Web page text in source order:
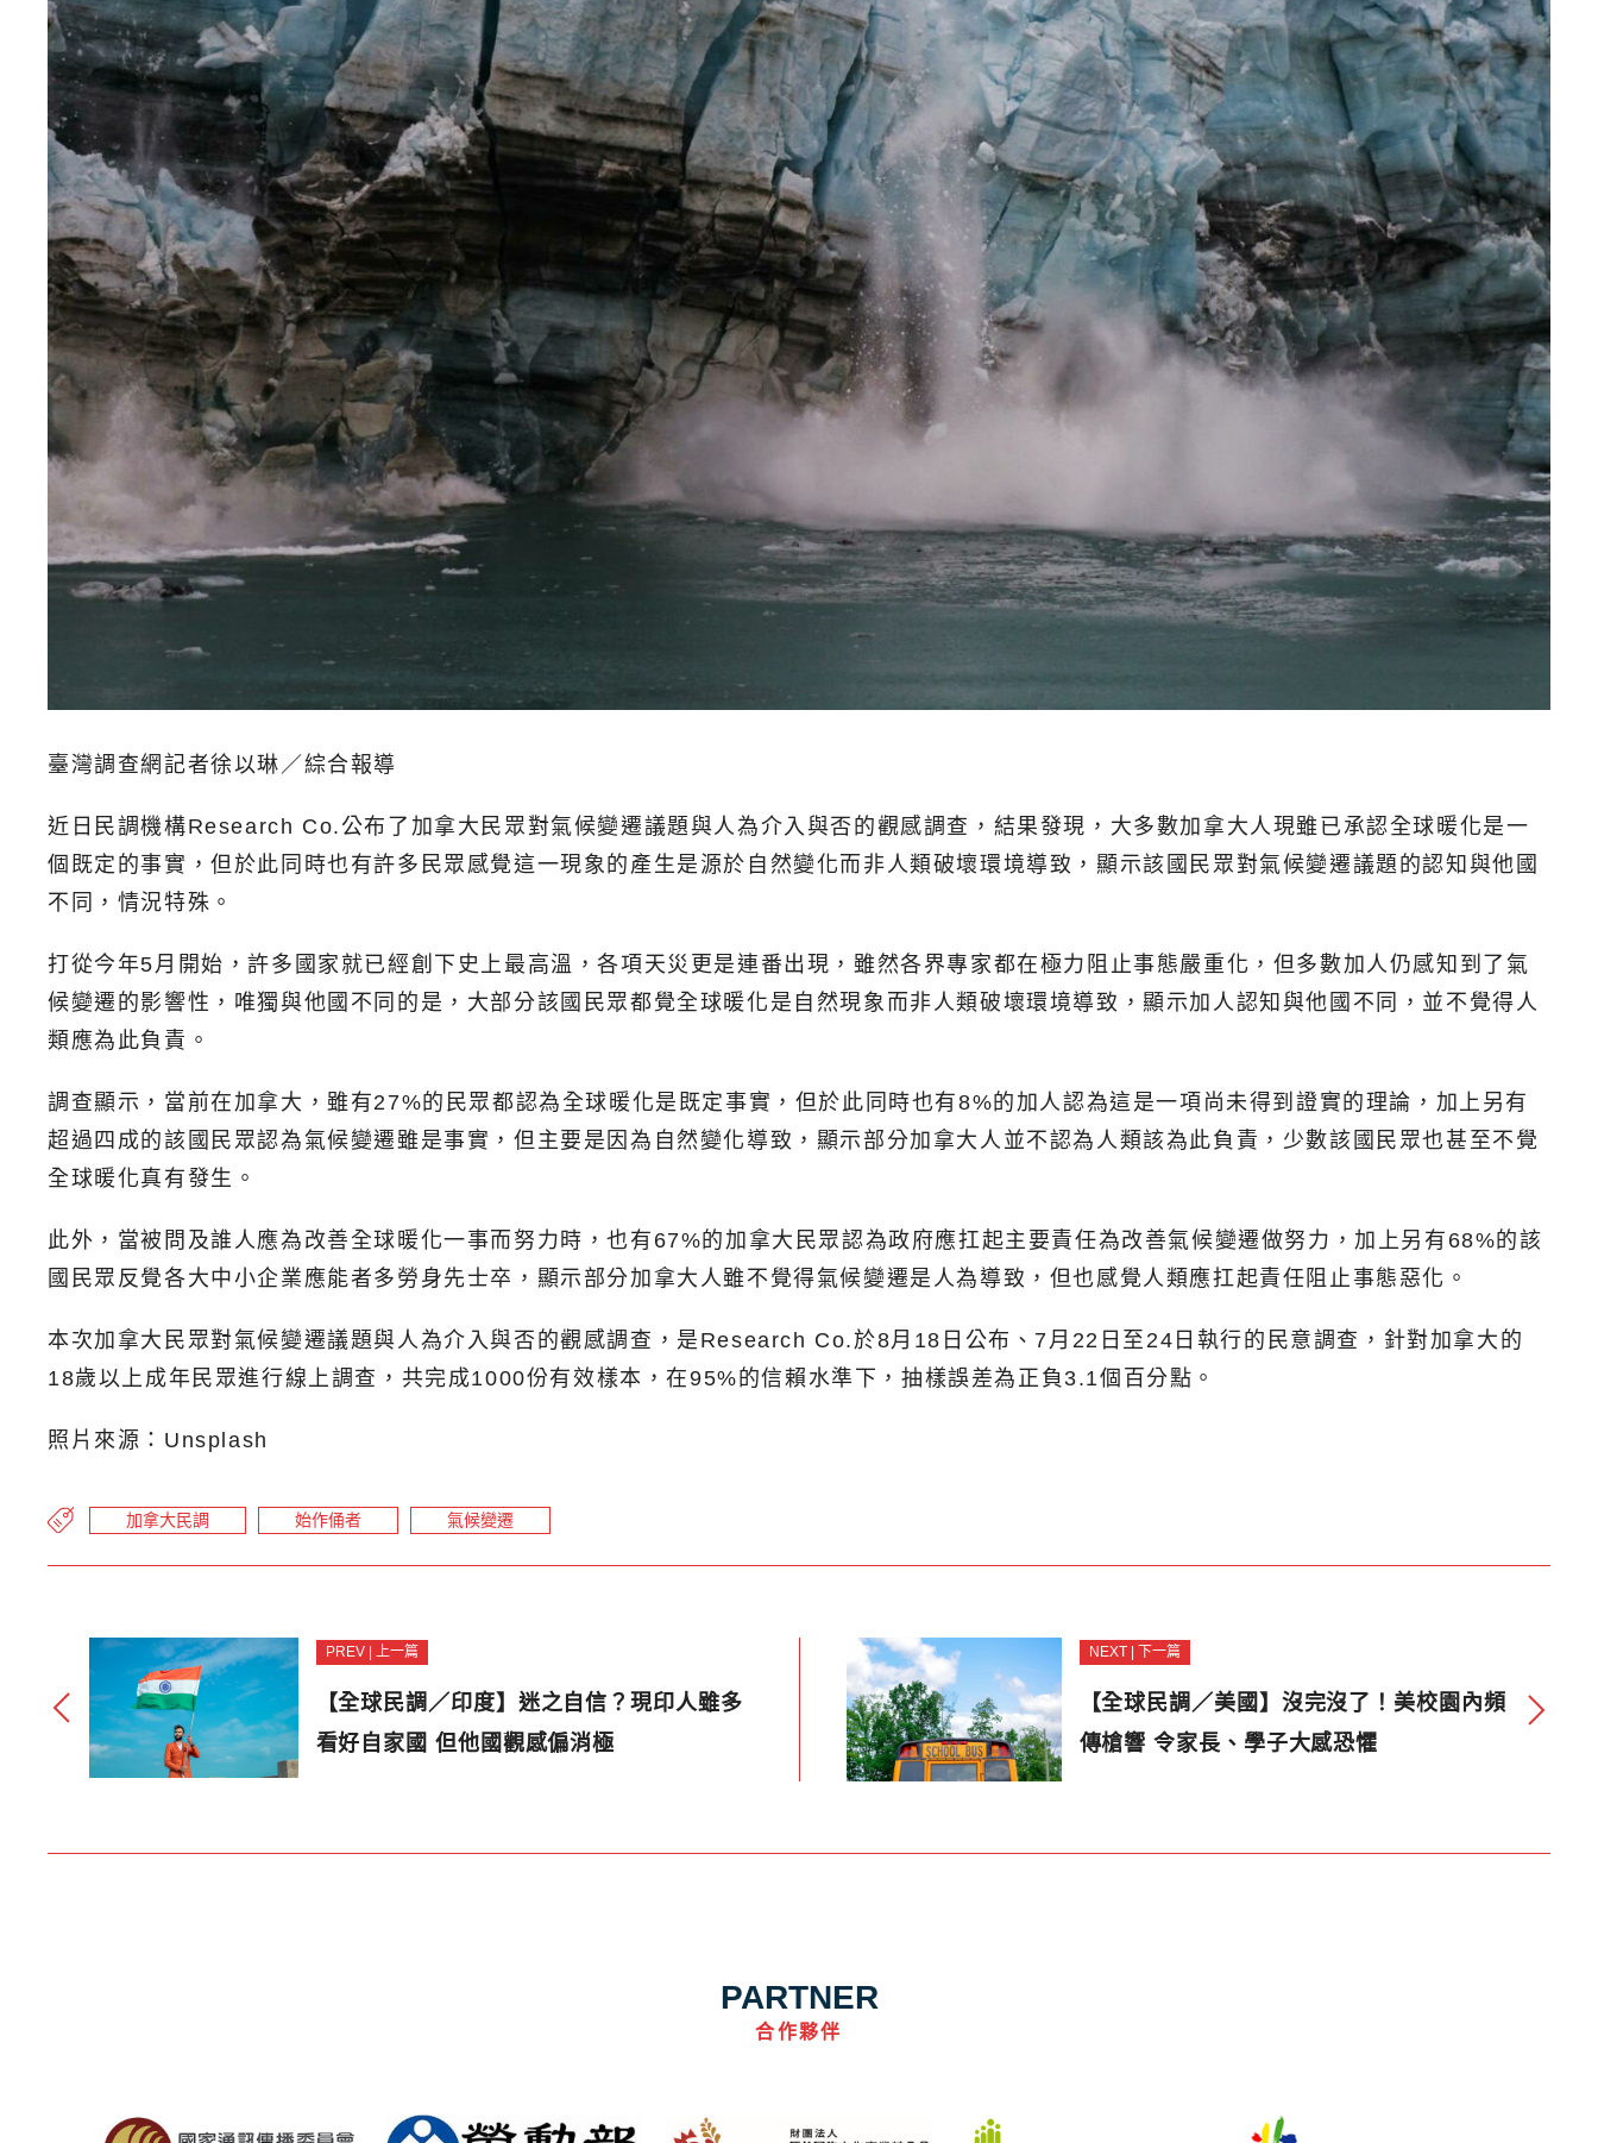
臺灣調查網記者徐以琳／綜合報導
近日民調機構Research Co.公布了加拿大民眾對氣候變遷議題與人為介入與否的觀感調查，結果發現，大多數加拿大人現雖已承認全球暖化是一
個既定的事實，但於此同時也有許多民眾感覺這一現象的產生是源於自然變化而非人類破壞環境導致，顯示該國民眾對氣候變遷議題的認知與他國
不同，情況特殊。
打從今年5月開始，許多國家就已經創下史上最高溫，各項天災更是連番出現，雖然各界專家都在極力阻止事態嚴重化，但多數加人仍感知到了氣
候變遷的影響性，唯獨與他國不同的是，大部分該國民眾都覺全球暖化是自然現象而非人類破壞環境導致，顯示加人認知與他國不同，並不覺得人
類應為此負責。
調查顯示，當前在加拿大，雖有27%的民眾都認為全球暖化是既定事實，但於此同時也有8%的加人認為這是一項尚未得到證實的理論，加上另有
超過四成的該國民眾認為氣候變遷雖是事實，但主要是因為自然變化導致，顯示部分加拿大人並不認為人類該為此負責，少數該國民眾也甚至不覺
全球暖化真有發生。
此外，當被問及誰人應為改善全球暖化一事而努力時，也有67%的加拿大民眾認為政府應扛起主要責任為改善氣候變遷做努力，加上另有68%的該
國民眾反覺各大中小企業應能者多勞身先士卒，顯示部分加拿大人雖不覺得氣候變遷是人為導致，但也感覺人類應扛起責任阻止事態惡化。
本次加拿大民眾對氣候變遷議題與人為介入與否的觀感調查，是Research Co.於8月18日公布、7月22日至24日執行的民意調查，針對加拿大的
18歲以上成年民眾進行線上調查，共完成1000份有效樣本，在95%的信賴水準下，抽樣誤差為正負3.1個百分點。
照片來源：Unsplash
加拿大民調 始作俑者 氣候變遷
PREV | 上一篇
【全球民調／印度】迷之自信？現印人雖多
看好自家國 但他國觀感偏消極
NEXT | 下一篇
【全球民調／美國】沒完沒了！美校園內頻
傳槍響 令家長、學子大感恐懼
PARTNER
合作夥伴